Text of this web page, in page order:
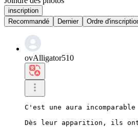
inscription
Recommandé
Dernier Ordre
ovAlligator510
C'est une aura
Dès leur apparition, ils